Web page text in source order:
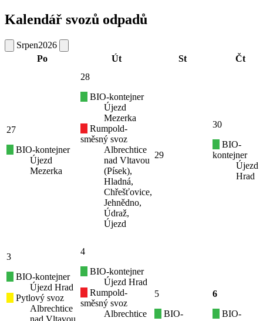
Kalendář svozů odpadů
Srpen2026
Po
Út St Čt
27
BIO-kontejner
Újezd
Mezerka
28
BIO-kontejner
Újezd
Mezerka
Rumpold-
směsný svoz
Albrechtice
nad Vltavou
(Písek),
Hladná,
Chřešťovice,
Jehnědno,
Údraž,
Újezd
29
30
BIO-
kontejner
Újezd
Hrad
3
BIO-kontejner
Újezd Hrad
Pytlový svoz
Albrechtice
nad Vltavou
4
BIO-kontejner
Újezd Hrad
Rumpold-
směsný svoz
Albrechtice
5
BIO-
6
BIO-